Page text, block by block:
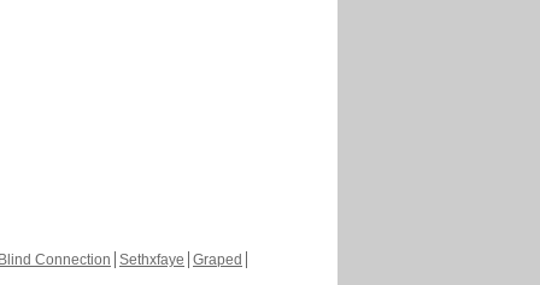
Connection Sethxfaye Graped